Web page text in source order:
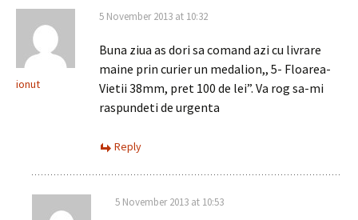
ionut
5 November 2013 at 10:32
Buna ziua as dori sa comand azi cu livrare
maine prin curier un medalion,, 5- Floarea-
Vietii 38mm, pret 100 de lei”. Va rog sa-mi
raspundeti de urgenta
Reply
5 November 2013 at 10:53